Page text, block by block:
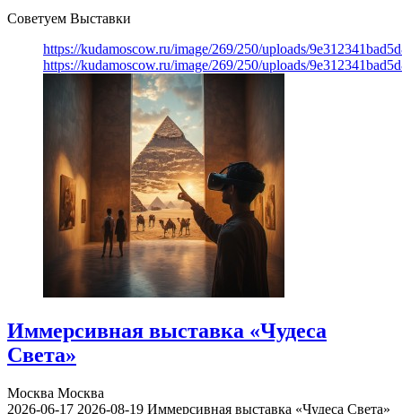
Советуем Выставки
https://kudamoscow.ru/image/269/250/uploads/
https://kudamoscow.ru/image/269/250/uploads/
Иммерсивная выставка «Чудеса
Света»
Москва Москва
2026-06-17 2026-08-19 Иммерсивная выставка «Чудеса Света»